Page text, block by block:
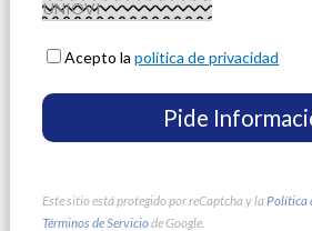
Acepto lapolítica de privacidad
Este sitio está protegido por reCaptcha y la Política
Términos de Serviciode Google.